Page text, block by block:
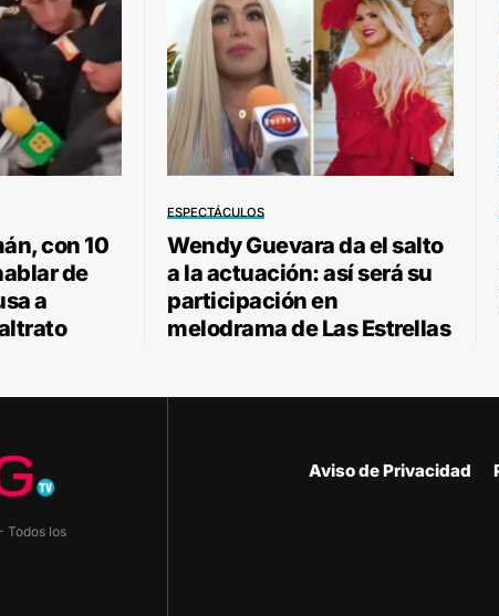
con 10
de
a
ESPECTÁCULOS
Wendy Guevara da el salto
a la actuación: así será su
participación en
melodrama de Las Estrellas
Todos los
Aviso de Privacidad